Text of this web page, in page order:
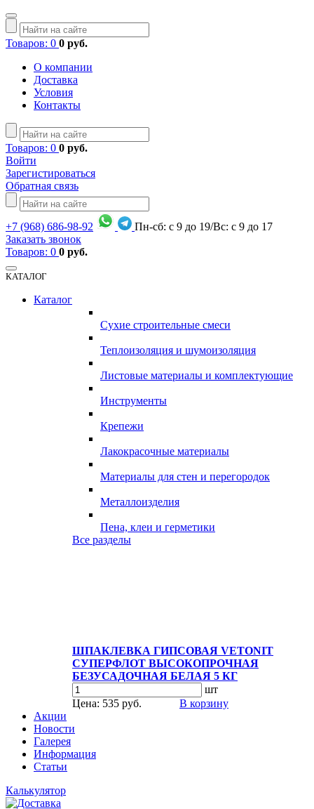
Товаров: 0 0 руб.
О компании
Доставка
Условия
Контакты
Товаров: 0 0 руб.
Войти
Зарегистироваться
Обратная связь
+7 (968) 686-98-92
Пн-сб: с 9 до 19/Вс: с 9 до 17
Заказать звонок
Товаров: 0 0 руб.
КАТАЛОГ
Каталог
Сухие строительные смеси
Теплоизоляция и шумоизоляция
Листовые материалы и комплектующие
Инструменты
Крепежи
Лакокрасочные материалы
Материалы для стен и перегородок
Металлоизделия
Пена, клеи и герметики
Все разделы
ШПАКЛЕВКА ГИПСОВАЯ VETONIT
СУПЕРФЛОТ ВЫСОКОПРОЧНАЯ
БЕЗУСАДОЧНАЯ БЕЛАЯ 5 КГ
шт
Цена: 535 руб.
В корзину
Акции
Новости
Галерея
Информация
Статьи
Калькулятор